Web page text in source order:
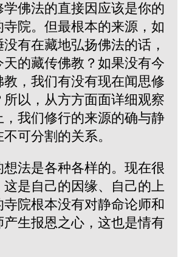
佛法的直接因应该是你的
院。但最根本的来源，如
有在藏地弘扬佛法的话，
的藏传佛教？如果没有今
教，我们有没有现在闻思修
以，从方方面面详细观察
，我们修行的来源的确与静
可分割的关系。
法是各种各样的。现在很
这是自己的因缘、自己的上
寺院根本没有对静命论师和
生报恩之心，这也是情有